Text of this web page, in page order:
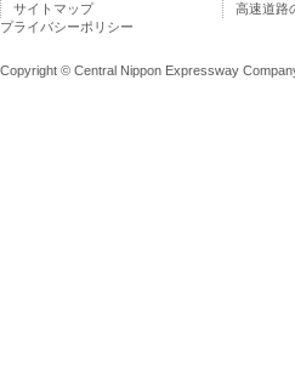
サイトマップ
高速道路
プライバシーポリシー
Copyright © Central Nippon Expressway